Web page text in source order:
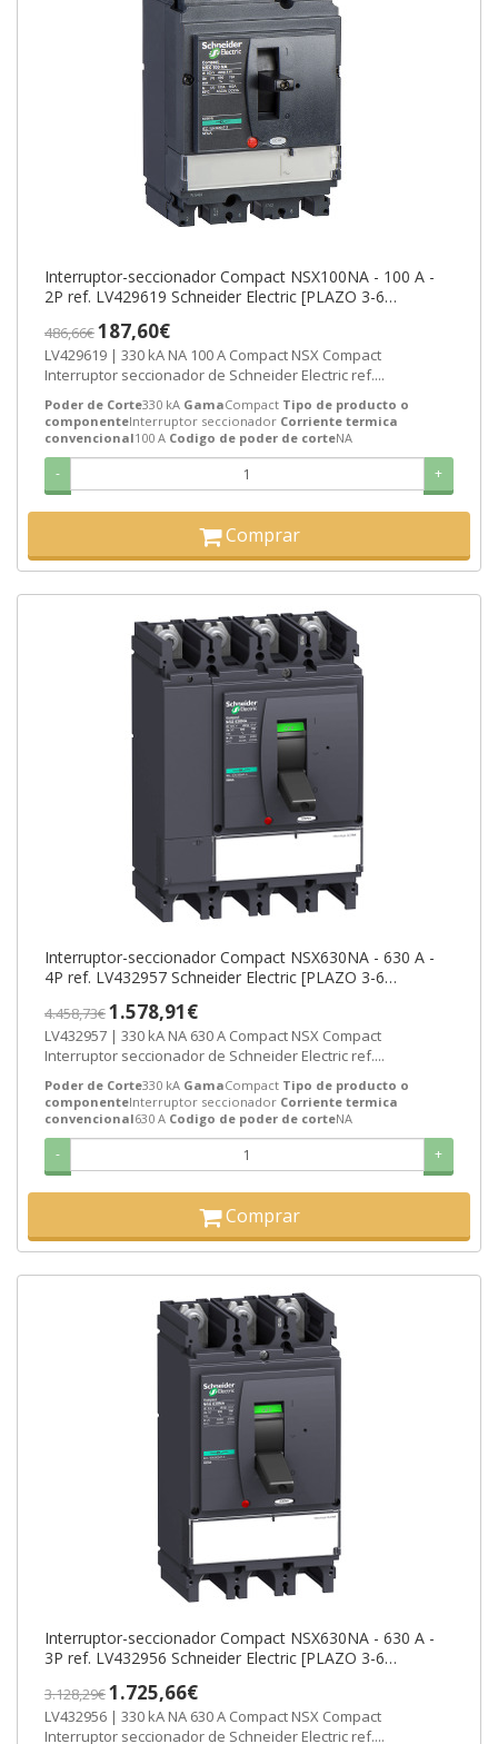
Interruptor-seccionador Compact NSX100NA - 100 A -
2P ref. LV429619 Schneider Electric [PLAZO 3-6
486,66€187,60€
LV429619 | 330 kA NA 100 A Compact NSX Compact
Interruptor seccionador de Schneider Electric ref....
Poder de Corte330 kA GamaCompact Tipo de producto o
componenteInterruptor seccionador Corriente termica
convencional100 A Codigo de poder de corteNA
- +
Comprar
Interruptor-seccionador Compact NSX630NA - 630 A -
4P ref. LV432957 Schneider Electric [PLAZO 3-6
4.458,73€1.578,91€
LV432957 | 330 kA NA 630 A Compact NSX Compact
Interruptor seccionador de Schneider Electric ref....
Poder de Corte330 kA GamaCompact Tipo de producto o
componenteInterruptor seccionador Corriente termica
convencional630 A Codigo de poder de corteNA
- +
Comprar
Interruptor-seccionador Compact NSX630NA - 630 A -
3P ref. LV432956 Schneider Electric [PLAZO 3-6
3.128,29€1.725,66€
LV432956 | 330 kA NA 630 A Compact NSX Compact
Interruptor seccionador de Schneider Electric ref....